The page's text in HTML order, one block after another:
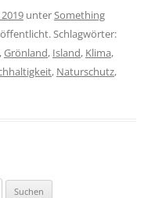
unterSomething
Schlagwörter:
,Grönland, Island, Klima,
, Naturschutz,